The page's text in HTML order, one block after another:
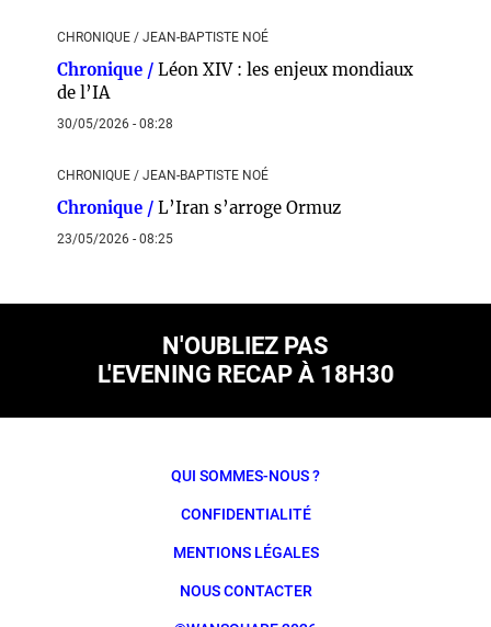
CHRONIQUE / JEAN-BAPTISTE NOÉ
Chronique / Léon XIV : les enjeux mondiaux
de l’IA
30/05/2026 - 08:28
CHRONIQUE / JEAN-BAPTISTE NOÉ
Chronique / L’Iran s’arroge Ormuz
23/05/2026 - 08:25
N'OUBLIEZ PAS
L'EVENING RECAP À 18H30
QUI SOMMES-NOUS ?
CONFIDENTIALITÉ
MENTIONS LÉGALES
NOUS CONTACTER